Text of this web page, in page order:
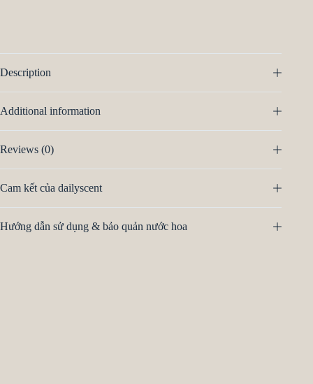
Description
Additional information
Reviews (0)
Cam kết của dailyscent
Hướng dẫn sử dụng & bảo quản nước hoa